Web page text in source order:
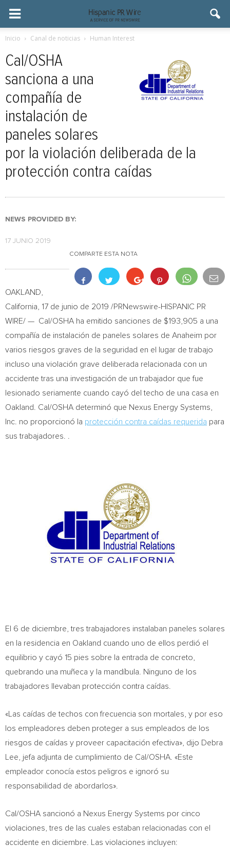
Inicio Canal de noticias Human Interest
Cal/OSHA
sanciona a una
compañía de
instalación de
paneles solares
por la violación deliberada de la
protección contra caídas
NEWS PROVIDED BY:
17 JUNIO 2019
COMPARTE ESTA NOTA
OAKLAND,
California , 17 de junio de 2019 /PRNewswire-HISPANIC PR
WIRE/ — Cal/OSHA ha emitido sanciones de $193,905 a una
compañía de instalación de paneles solares de Anaheim por
varios riesgos graves de la seguridad en el lugar de trabajo
incluso una violación grave deliberada relacionada con un
accidente tras una investigación de un trabajador que fue
lesionado seriamente cuando cayó del techo de una casa en
Oakland
. Cal/OSHA determinó que Nexus Energy Systems,
Inc. no proporcionó la protección contra caídas requerida para
sus trabajadores. .
El 6 de diciembre, tres trabajadores instalaban paneles solares
en la residencia en Oakland cuando uno de ellos perdió el
equilibrio y cayó 15 pies sobre la entrada de concreto,
quebrando una muñeca y la mandíbula. Ninguno de los
trabajadores llevaban protección contra caídas.
«Las caídas de techos con frecuencia son mortales, y por eso
los empleadores deben proteger a sus empleados de los
riesgos de caídas y proveer capacitación efectiva», dijo Debra
Lee , jefa adjunta de cumplimiento de Cal/OSHA. «Este
empleador conocía estos peligros e ignoró su
responsabilidad de abordarlos».
Cal/OSHA sancionó a Nexus Energy Systems por cinco
violaciones, tres de las cuales estaban relacionadas con el
accidente en diciembre. Las violaciones incluyen: